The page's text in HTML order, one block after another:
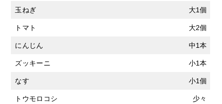
玉ねぎ 大1個
トマト 大2個
にんじん 中1本
ズッキーニ 小1本
なす 小1個
トウモロコシ 少々